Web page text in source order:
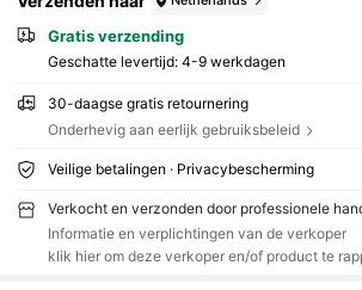
Gratis verzending
Geschatte levertijd: 4-9 werkdagen
30-daagse gratis retournering
Onderhevig aan eerlijk gebruiksbeleid
Veilige betalingen · Privacybescherming
Verkocht en verzonden door professionele
Informatie en verplichtingen van de verkoper
klik hier om deze verkoper en/of product te